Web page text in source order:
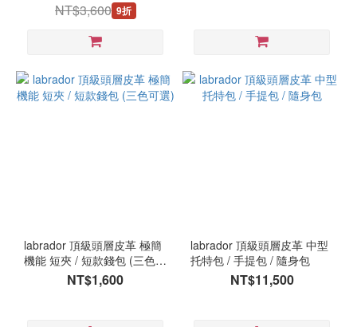
NT$3,600 9折
labrador 頂級頭層皮革 極簡
機能 短夾 / 短款錢包 (三色可
NT$1,600
labrador 頂級頭層皮革 中型
托特包 / 手提包 / 隨身包
NT$11,500